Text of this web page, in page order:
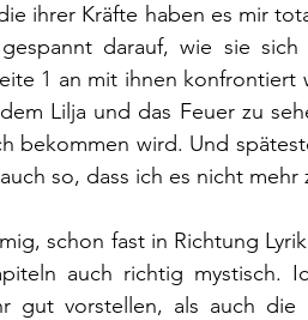
ihrer Kräfte haben es mir
darauf, wie sie sich
1 an mit ihnen konfrontiert
Lilja und das Feuer zu
bekommen wird. Und
so, dass ich es nicht
schon fast in Richtung
auch richtig mystisch.
gut vorstellen, als auch die